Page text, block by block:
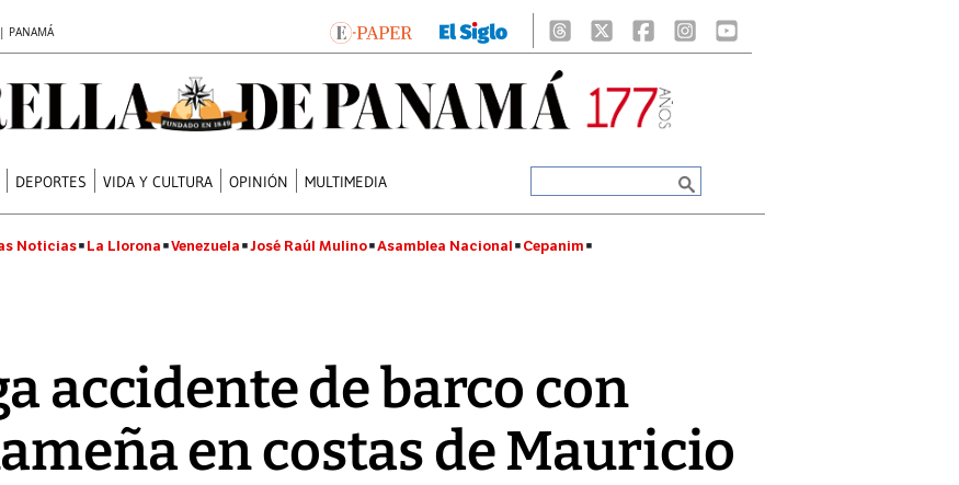
PANAMÁ
DEPORTES VIDA Y CULTURA OPINIÓN MULTIMEDIA
Noticias La Llorona Venezuela José Raúl Mulino Asamblea Nacional Cepanim
accidente de barco con
en costas de Mauricio